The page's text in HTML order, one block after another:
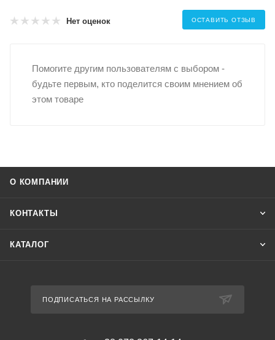
Нет оценок ОСТАВИТЬ ОТЗЫВ
Помогите другим пользователям с выбором -
будьте первым, кто поделится своим мнением об
этом товаре
О КОМПАНИИ
КОНТАКТЫ
КАТАЛОГ
ПОДПИСАТЬСЯ НА РАССЫЛКУ